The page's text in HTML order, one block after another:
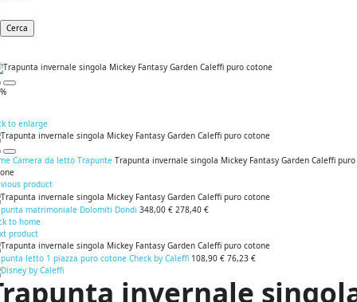
Cerca
to enlarge
Camera da letto Trapunte Trapunta invernale singola Mickey Fantasy Garden Caleffi puro
product
matrimoniale Dolomiti Dondi 348,00 € 278,40 €
to home
product
letto 1 piazza puro cotone Check by Caleffi 108,90 € 76,23 €
invernale